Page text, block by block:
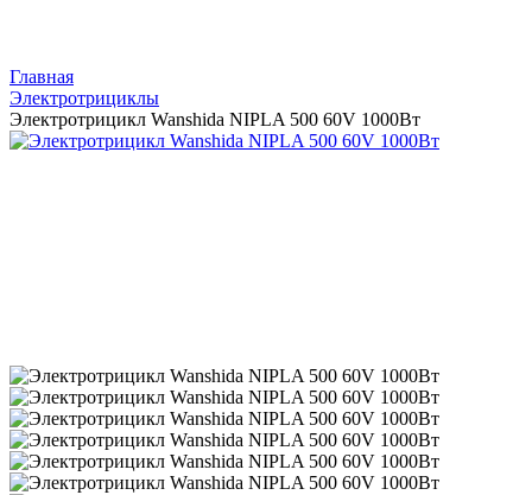
Главная
Электротрициклы
Электротрицикл Wanshida NIPLA 500 60V 1000Вт